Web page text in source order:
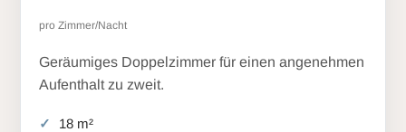
pro Zimmer/Nacht
Geräumiges Doppelzimmer für einen angenehmen
Aufenthalt zu zweit.
18 m²